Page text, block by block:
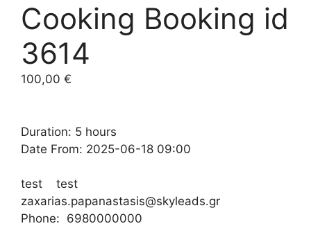
Cooking Booking id
3614
100,00 €
Duration: 5 hours
Date From: 2025-06-18 09:00
test test
zaxarias.papanastasis@skyleads.gr
Phone: 6980000000